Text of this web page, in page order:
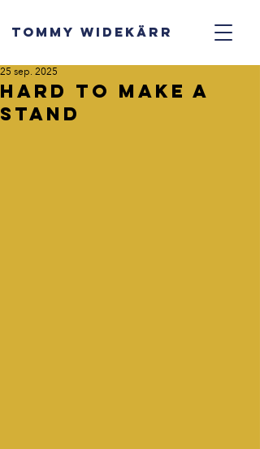
TOMMY WIDEKÄRR
Hard to make a
stand
25 sep. 2025